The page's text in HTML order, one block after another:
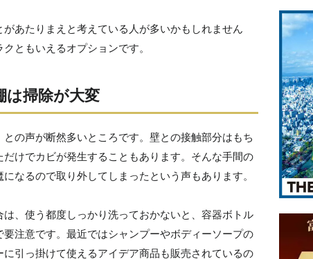
あたりまえと考えている人が多いかもしれません
ともいえるオプションです。
は掃除が大変
の声が断然多いところです。壁との接触部分はもち
けでカビが発生することもあります。そんな手間の
なるので取り外してしまったという声もあります。
、使う都度しっかり洗っておかないと、容器ボトル
注意です。最近ではシャンプーやボディーソープの
引っ掛けて使えるアイデア商品も販売されているの